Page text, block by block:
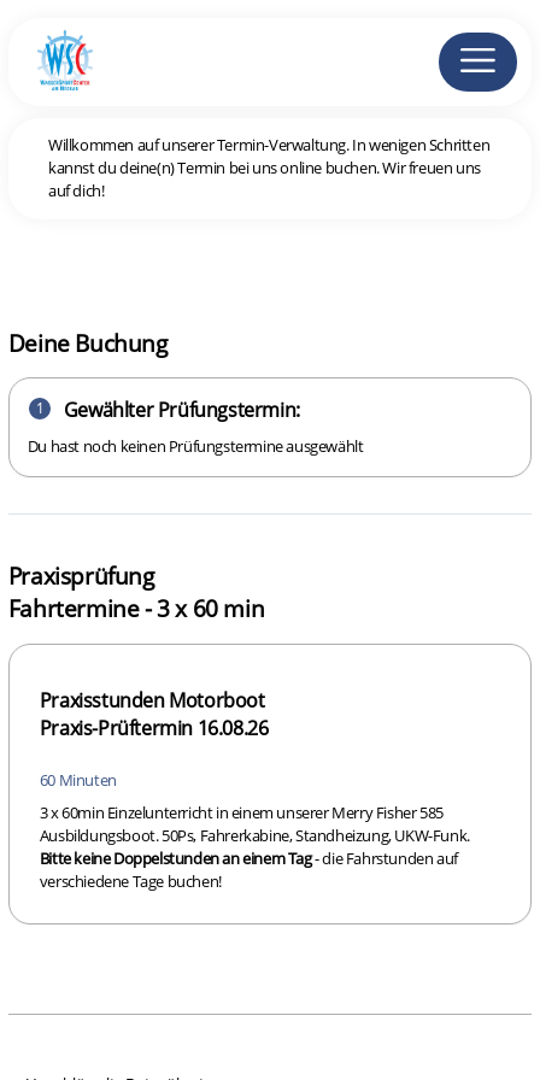
Willkommen auf unserer Termin-Verwaltung. In wenigen Schritten
kannst du deine(n) Termin bei uns online buchen. Wir freuen uns
auf dich!
Praxisprüfung
Fahrtermine - 3 x 60 min
Praxisstunden Motorboot
Praxis-Prüftermin 16.08.26
60 Minuten
3 x 60min Einzelunterricht in einem unserer Merry Fisher 585
Ausbildungsboot. 50Ps, Fahrerkabine, Standheizung, UKW-Funk.
Bitte keine Doppelstunden an einem Tag- die Fahrstunden auf
verschiedene Tage buchen!
Deine Buchung
1 Gewählter Prüfungstermin:
Du hast noch keinen Prüfungstermine ausgewählt